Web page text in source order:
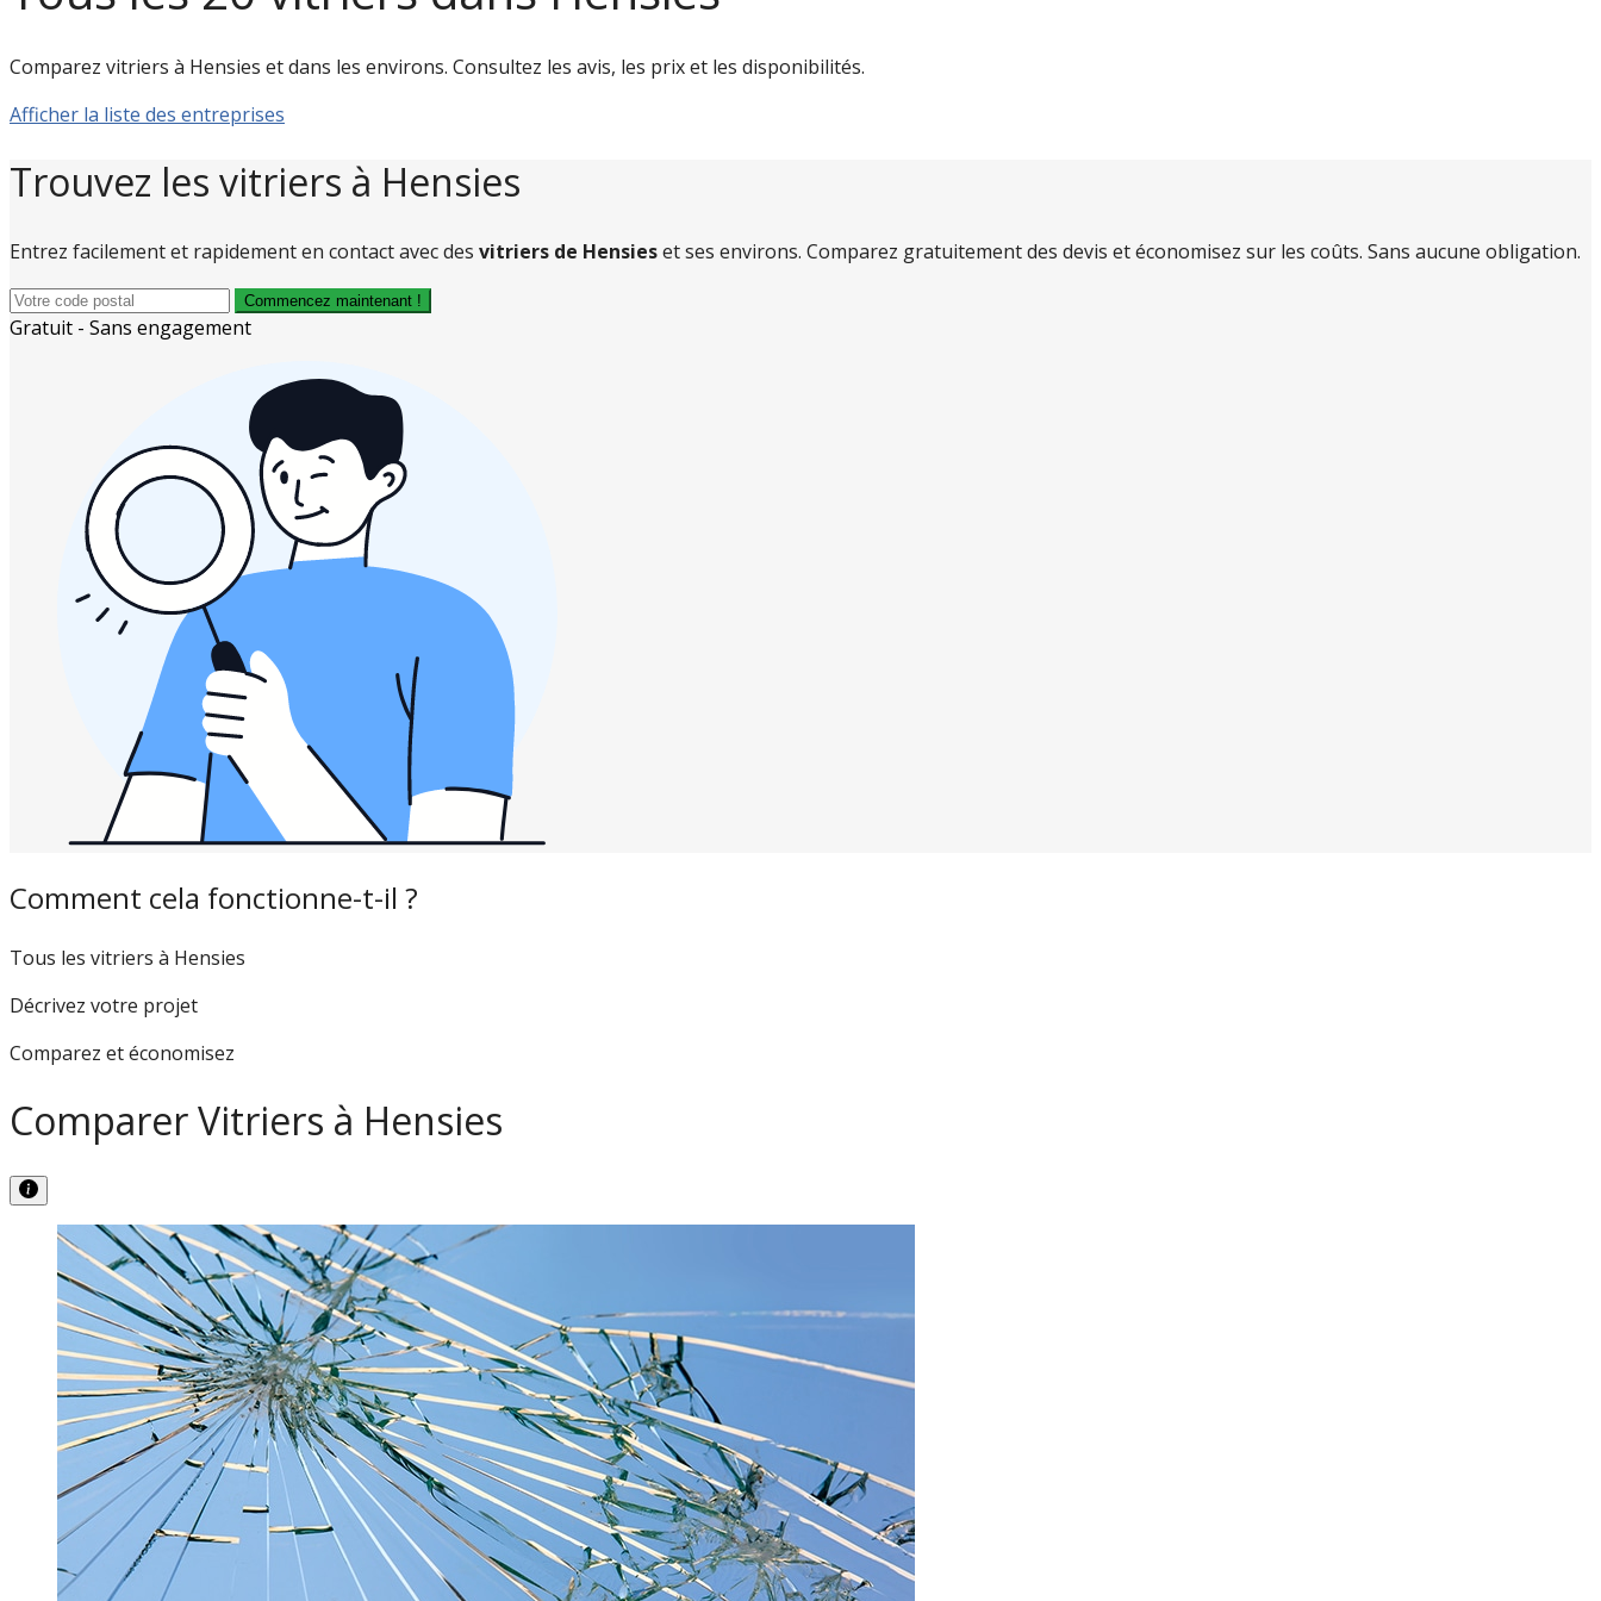
Comparez vitriers à Hensies et dans les environs. Consultez les avis, les prix et les disponibilités.
Afficher la liste des entreprises
Trouvez les vitriers à Hensies
Entrez facilement et rapidement en contact avec des vitriers de Hensieset ses environs. Comparez gratuitement des devis et économisez sur les coûts. Sans aucune obligation.
Commencez maintenant !
Gratuit - Sans engagement
Comment cela fonctionne-t-il ?
Tous les vitriers à Hensies
Décrivez votre projet
Comparez et économisez
Comparer Vitriers à Hensies